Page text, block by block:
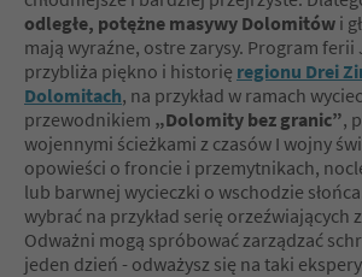
odległe, potężne masywy Dolomitów i
mają wyraźne, ostre zarysy. Program ferii
przybliża piękno i historię regionu Drei
Dolomitach, na przykład w ramach
przewodnikiem „Dolomity bez granic”,
wojennymi ścieżkami z czasów I wojny
opowieści o froncie i przemytnikach,
lub barwnej wycieczki o wschodzie
wybrać na przykład serię orzeźwiających
Odważni mogą spróbować zarządzać
jeden dzień - odważysz się na taki